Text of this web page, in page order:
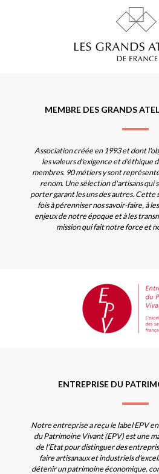
MEMBRE DES GRANDS
Association créée en 1993 et dont
les valeurs d'exigence et d'éthique
membres. 90 métiers y sont
renom. Une sélection d'artisans qui
porter garant les uns des autres. Cette
fois à pérenniser nos savoir-faire, à
enjeux de notre époque et à les
mission qui fait notre force et
ENTREPRISE DU
Notre entreprise a reçu le label EPV
du Patrimoine Vivant (EPV) est une
de l'Etat pour distinguer des
faire artisanaux et industriels
détenir un patrimoine économique,